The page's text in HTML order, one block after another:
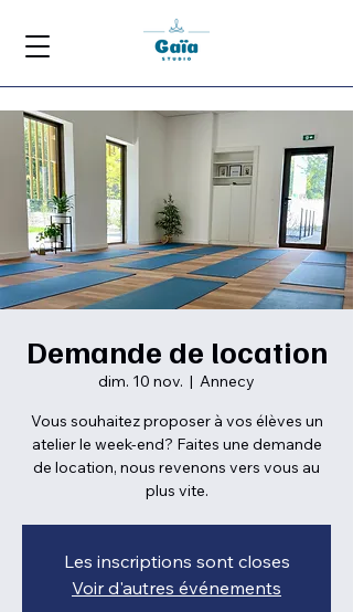
Demande de location
dim. 10 nov.
  |
Annecy
Vous souhaitez proposer à vos élèves un
atelier le week-end? Faites une demande
de location, nous revenons vers vous au
plus vite.
Les inscriptions sont closes
Voir d'autres événements